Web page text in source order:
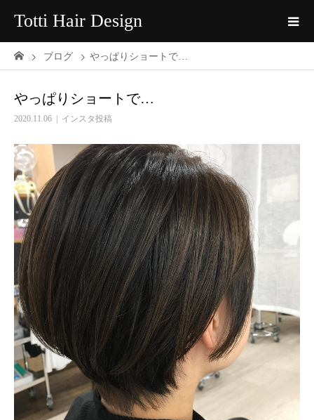
Totti Hair Design
ブログ やっぱりショートで…
やっぱりショートで…
2020.11.06 インスタ投稿